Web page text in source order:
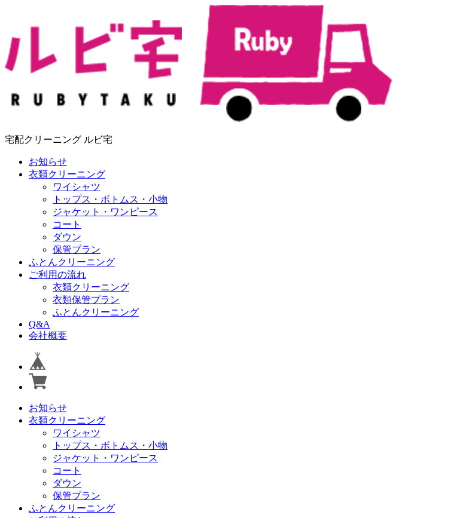
宅配クリーニング ルビ宅
お知らせ
衣類クリーニング
ワイシャツ
トップス・ボトムス・小物
ジャケット・ワンピース
コート
ダウン
保管プラン
ふとんクリーニング
ご利用の流れ
衣類クリーニング
衣類保管プラン
ふとんクリーニング
Q&A
会社概要
お知らせ
衣類クリーニング
ワイシャツ
トップス・ボトムス・小物
ジャケット・ワンピース
コート
ダウン
保管プラン
ふとんクリーニング